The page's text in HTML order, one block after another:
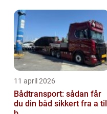
11 april 2026
Bådtransport: sådan får
du din båd sikkert fra a til